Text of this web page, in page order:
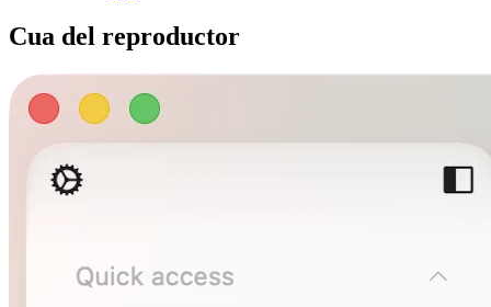
Cua del reproductor